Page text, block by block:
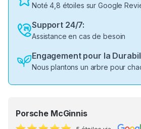
Noté 4,8 étoiles sur Google
Support 24/7:
Assistance en cas de besoin
Engagement pour la
Nous plantons un arbre pour
Porsche McGinnis